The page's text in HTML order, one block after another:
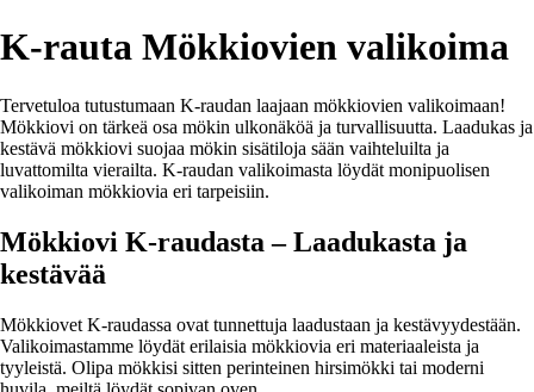
K-rauta Mökkiovien valikoima
Tervetuloa tutustumaan K-raudan laajaan mökkiovien valikoimaan!
Mökkiovi on tärkeä osa mökin ulkonäköä ja turvallisuutta. Laadukas ja
kestävä mökkiovi suojaa mökin sisätiloja sään vaihteluilta ja
luvattomilta vierailta. K-raudan valikoimasta löydät monipuolisen
valikoiman mökkiovia eri tarpeisiin.
Mökkiovi K-raudasta – Laadukasta ja
kestävää
Mökkiovet K-raudassa ovat tunnettuja laadustaan ja kestävyydestään.
Valikoimastamme löydät erilaisia mökkiovia eri materiaaleista ja
tyyleistä. Olipa mökkisi sitten perinteinen hirsimökki tai moderni